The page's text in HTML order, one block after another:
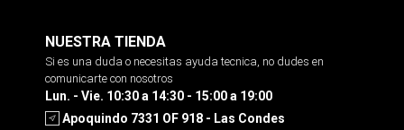
NUESTRA TIENDA
Si es una duda o necesitas ayuda tecnica, no dudes en
comunicarte con nosotros
Lun. - Vie. 10:30 a 14:30 - 15:00 a 19:00
Apoquindo 7331 OF 918 - Las Condes